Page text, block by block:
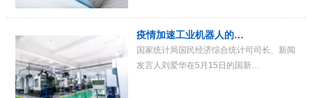
疫情加速工业机器人的…
国家统计局国民经济综合统计司司长、新闻
发言人刘爱华在5月15日的国新…